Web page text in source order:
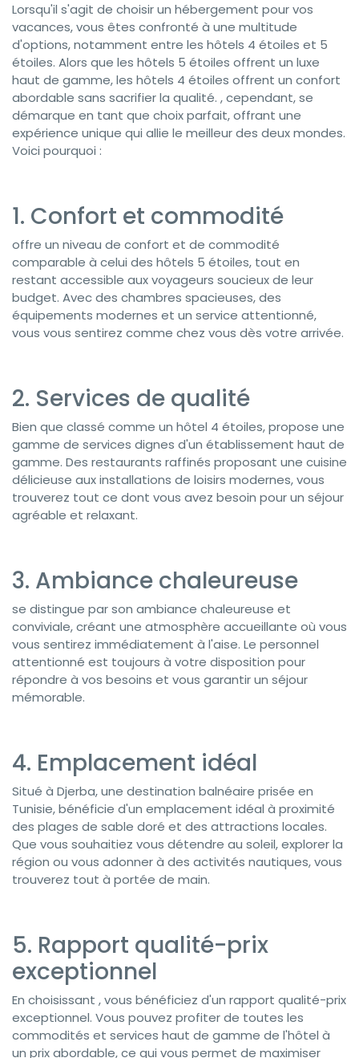
Lorsqu'il s'agit de choisir un hébergement pour vos
vacances, vous êtes confronté à une multitude
d'options, notamment entre les hôtels 4 étoiles et 5
étoiles. Alors que les hôtels 5 étoiles offrent un luxe
haut de gamme, les hôtels 4 étoiles offrent un confort
abordable sans sacrifier la qualité. , cependant, se
démarque en tant que choix parfait, offrant une
expérience unique qui allie le meilleur des deux mondes.
Voici pourquoi :
1. Confort et commodité
offre un niveau de confort et de commodité
comparable à celui des hôtels 5 étoiles, tout en
restant accessible aux voyageurs soucieux de leur
budget. Avec des chambres spacieuses, des
équipements modernes et un service attentionné,
vous vous sentirez comme chez vous dès votre arrivée.
2. Services de qualité
Bien que classé comme un hôtel 4 étoiles, propose une
gamme de services dignes d'un établissement haut de
gamme. Des restaurants raffinés proposant une cuisine
délicieuse aux installations de loisirs modernes, vous
trouverez tout ce dont vous avez besoin pour un séjour
agréable et relaxant.
3. Ambiance chaleureuse
se distingue par son ambiance chaleureuse et
conviviale, créant une atmosphère accueillante où vous
vous sentirez immédiatement à l'aise. Le personnel
attentionné est toujours à votre disposition pour
répondre à vos besoins et vous garantir un séjour
mémorable.
4. Emplacement idéal
Situé à Djerba, une destination balnéaire prisée en
Tunisie, bénéficie d'un emplacement idéal à proximité
des plages de sable doré et des attractions locales.
Que vous souhaitiez vous détendre au soleil, explorer la
région ou vous adonner à des activités nautiques, vous
trouverez tout à portée de main.
5. Rapport qualité-prix
exceptionnel
En choisissant , vous bénéficiez d'un rapport qualité-prix
exceptionnel. Vous pouvez profiter de toutes les
commodités et services haut de gamme de l'hôtel à
un prix abordable, ce qui vous permet de maximiser